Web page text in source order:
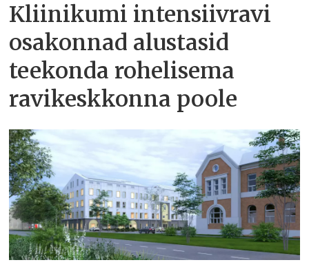
Kliinikumi intensiivravi
osakonnad alustasid
teekonda rohelisema
ravikeskkonna poole